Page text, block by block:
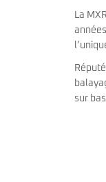
La
sur